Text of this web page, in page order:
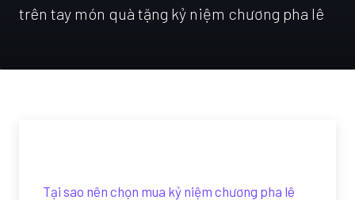
trên tay món quà tặng kỷ niệm chương pha lê
Tại sao nên chọn mua kỷ niệm chương pha lê